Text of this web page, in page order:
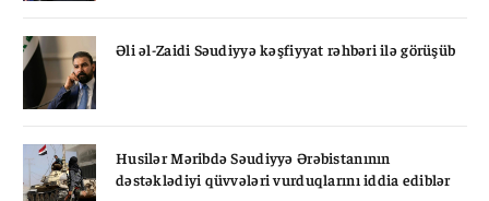
Əli əl-Zaidi Səudiyyə kəşfiyyat rəhbəri ilə görüşüb
Husilər Məribdə Səudiyyə Ərəbistanının
dəstəklədiyi qüvvələri vurduqlarını iddia ediblər